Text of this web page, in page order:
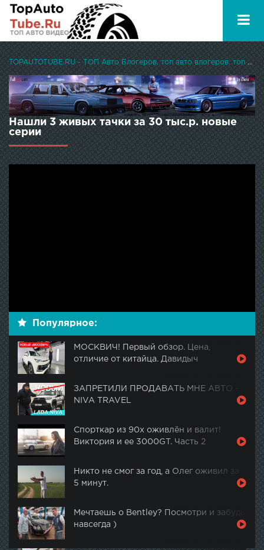
TOPAUTOTUBE.RU - ТОП Авто Блогеров, топ авто влогеров, топ авто ютуберов
Нашли 3 живых тачки за 30 тыс.р. новые
серии
Популярное:
МОСКВИЧ! Первый обзор. Цена,
отличие от китайца. Давидыч
ЗАПРЕТИЛИ ПРОДАВАТЬ МНЕ АВТО -
NIVA TRAVEL
Спорткар из 90х оживлён и валит!
Виктория и ее 3000GT. Часть 2
Никто не смог за год, а Олег оживил за
5 минут.
Мечтаешь о Bentley? Посмотри и забудь
навсегда )